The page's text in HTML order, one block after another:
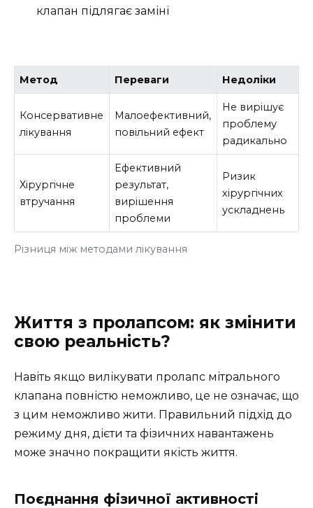
клапан підлягає заміні
Різниця між методами лікування
Метод Переваги Недоліки
Консервативне
лікування
Малоефективний,
повільний ефект
Не вирішує
проблему
радикально
Хірургічне
втручання
Ефективний
результат,
вирішення
проблеми
Ризик
хірургічних
ускладнень
Життя з пролапсом: як змінити
свою реальність?
Навіть якщо вилікувати пролапс мітрального
клапана повністю неможливо, це не означає, що
з цим неможливо жити. Правильний підхід до
режиму дня, дієти та фізичних навантажень
може значно покращити якість життя.
Поєднання фізичної активності